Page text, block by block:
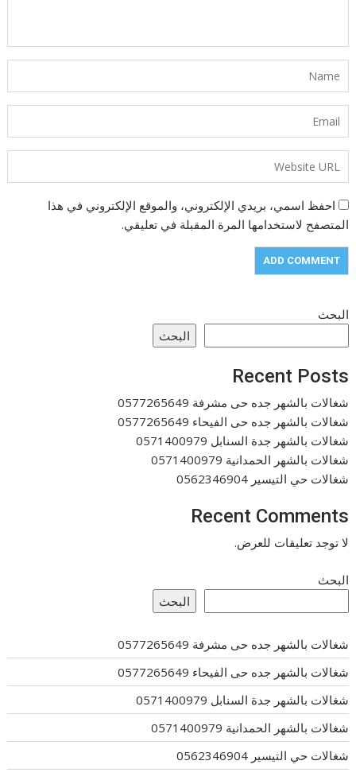
احفظ اسمي، بريدي الإلكتروني، والموقع الإلكتروني في هذا
المتصفح لاستخدامها المرة المقبلة في تعليقي.
البحث
البحث
Recent Posts
شغالات بالشهر جده حى مشرفة 0577265649
شغالات بالشهر جده حى الفيحاء 0577265649
شغالات بالشهر جدة السنابل 0571400979
شغالات بالشهر الحمدانية 0571400979
شغالات حي التيسير 0562346904
Recent Comments
لا توجد تعليقات للعرض.
البحث
البحث
شغالات بالشهر جده حى مشرفة 0577265649
شغالات بالشهر جده حى الفيحاء 0577265649
شغالات بالشهر جدة السنابل 0571400979
شغالات بالشهر الحمدانية 0571400979
شغالات حي التيسير 0562346904